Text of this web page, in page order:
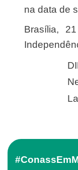
na data de
Brasília, 21 de julho de 2015; 194º da